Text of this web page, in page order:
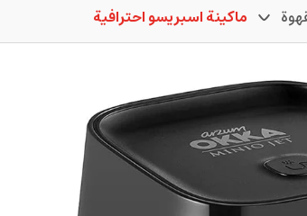
ماكينة اسبريسو احترافية